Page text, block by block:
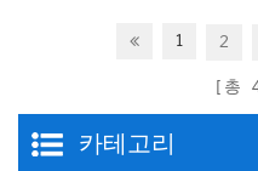
1 2
총
카테고리